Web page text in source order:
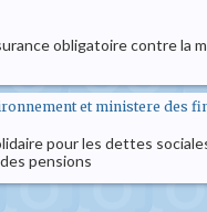
obligatoire contre la
et ministere des
pour les dettes
pensions